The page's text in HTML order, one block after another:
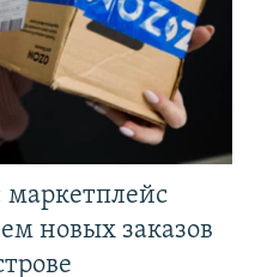
новых заказов